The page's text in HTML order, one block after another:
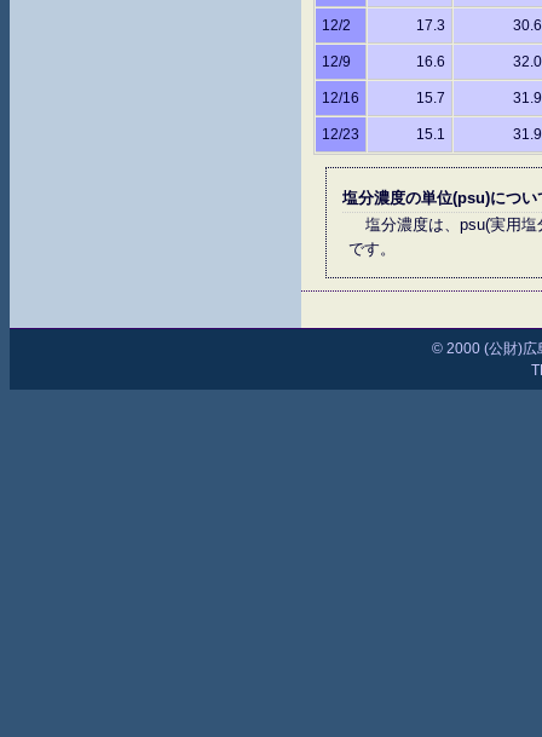
12/2 17.3 30.6
12/9 16.6 32.0
12/16 15.7 31.9
12/23 15.1 31.9
塩分濃度の単位(psu)につい
塩分濃度は、psu(実用
です。
© 2000 (公財)広